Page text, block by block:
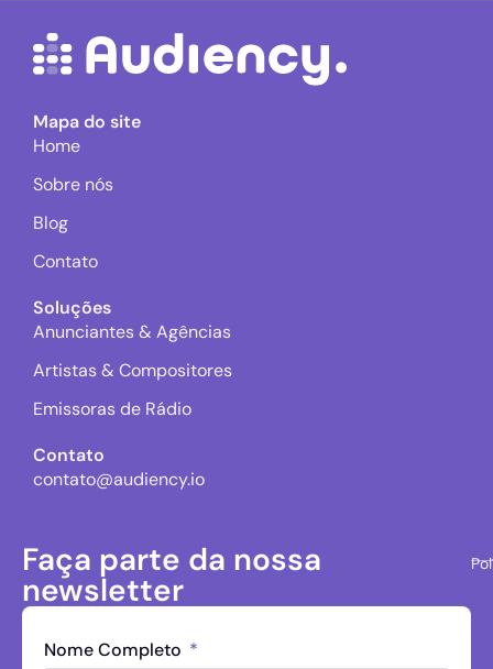
Mapa do site
Home
Sobre nós
Blog
Contato
Soluções
Anunciantes & Agências
Artistas & Compositores
Emissoras de Rádio
Contato
contato@audiency.io
Faça parte da nossa
newsletter
Nome Completo